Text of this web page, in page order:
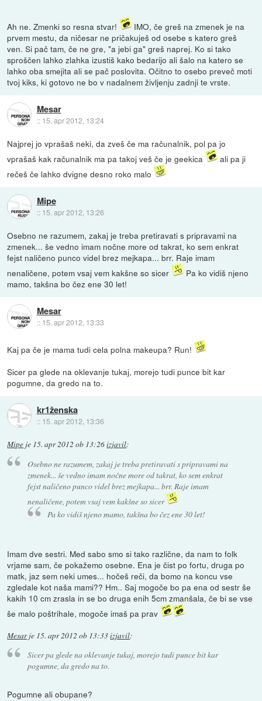
Ah ne. Zmenki so resna stvar!
IMO, če greš na zmenek je na
prvem mestu, da ničesar ne pričakuješ od osebe s katero greš
ven. Si pač tam, če ne gre, "a jebi ga" greš naprej. Ko si tako
sproščen lahko zlahka izustiš kako bedarijo ali šalo na katero se
lahko oba smejita ali se pač poslovita. Očitno to osebo preveč moti
tvoj kiks, ki gotovo ne bo v nadalnem življenju zadnji te vrste.
Mesar
:: 15. apr 2012, 13:24
Najprej jo vprašaš neki, da zveš če ma računalnik, pol pa jo
vprašaš kak računalnik ma pa takoj veš če je geekica
ali pa ji
rečeš če lahko dvigne desno roko malo
Mipe
:: 15. apr 2012, 13:26
Osebno ne razumem, zakaj je treba pretiravati s pripravami na
zmenek... še vedno imam nočne more od takrat, ko sem enkrat
fejst naličeno punco videl brez mejkapa... brr. Raje imam
nenaličene, potem vsaj vem kakšne so sicer
Pa ko vidiš njeno
mamo, takšna bo čez ene 30 let!
Mesar
:: 15. apr 2012, 13:33
Kaj pa če je mama tudi cela polna makeupa? Run!
Sicer pa glede na oklevanje tukaj, morejo tudi punce bit kar
pogumne, da gredo na to.
kr1ženska
:: 15. apr 2012, 13:36
Mipe je 15. apr 2012 ob 13:26izjavil:
Osebno ne razumem, zakaj je treba pretiravati s pripravami na
zmenek... še vedno imam nočne more od takrat, ko sem enkrat
fejst naličeno punco videl brez mejkapa... brr. Raje imam
nenaličene, potem vsaj vem kakšne so sicer
Pa ko vidiš njeno mamo, takšna bo čez ene 30 let!
Imam dve sestri. Med sabo smo si tako različne, da nam to folk
vrjame sam, če pokažemo osebne. Ena je čist po fortu, druga po
matk, jaz sem neki umes... hočeš reči, da bomo na koncu vse
zgledale kot naša mami?? Hm.. Saj mogoče bo pa ena od sestr še
kakih 10 cm zrasla in se bo druga enih 5cm zmanšala, če bi se vse
še malo poštrihale, mogoče imaš pa prav
Mesarje 15. apr 2012 ob 13:33izjavil:
Sicer pa glede na oklevanje tukaj, morejo tudi punce bit kar
pogumne, da gredo na to.
Pogumne ali obupane?